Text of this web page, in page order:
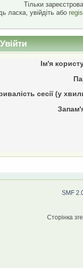
Тільки
ласка, увійдіть або
Ім'я
сесії (у
SMF
Сторінка